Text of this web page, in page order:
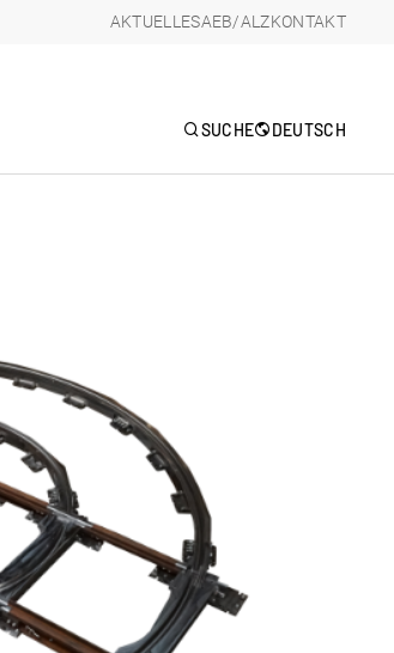
AKTUELLESAEB/ALZKONTAKT
SUCHE DEUTSCH